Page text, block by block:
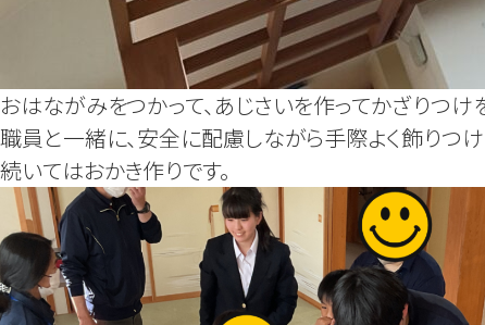
おはながみをつかって、あじさいを作ってかざりつけ
職員と一緒に、安全に配慮しながら手際よく飾りつけ
続いてはおかき作りです。